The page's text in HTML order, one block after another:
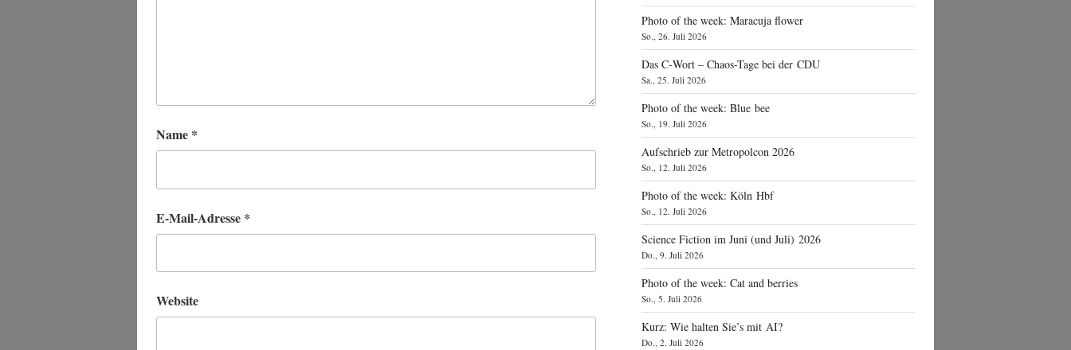
Name *
E-Mail-Adresse *
Website
Photo of the week: Maracuja flower
So., 26. Juli 2026
Das C‑Wort – Chaos-Tage bei der CDU
Sa., 25. Juli 2026
Photo of the week: Blue bee
So., 19. Juli 2026
Aufschrieb zur Metropolcon 2026
So., 12. Juli 2026
Photo of the week: Köln Hbf
So., 12. Juli 2026
Science Fiction im Juni (und Juli) 2026
Do., 9. Juli 2026
Photo of the week: Cat and berries
So., 5. Juli 2026
Kurz: Wie halten Sie’s mit AI?
Do., 2. Juli 2026